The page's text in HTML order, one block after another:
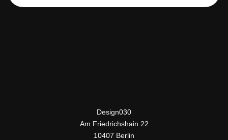
Design030
Am Friedrichshain 22
10407 Berlin